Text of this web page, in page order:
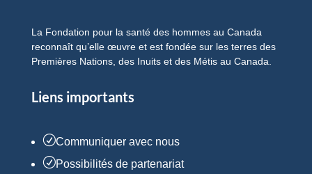
La Fondation pour la santé des hommes au Canada
reconnaît qu’elle œuvre et est fondée sur les terres des
Premières Nations, des Inuits et des Métis au Canada.
Liens importants
RCommuniquer avec nous
RPossibilités de partenariat